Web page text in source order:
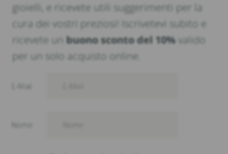
gioielli, e ricevete utili suggerimenti per la
cura dei vostri preziosi! Iscrivetevi subito e
ricevete un buono sconto del 10%valido
per un solo acquisto online.